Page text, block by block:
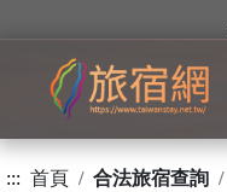
::: 首頁 合法旅宿查詢